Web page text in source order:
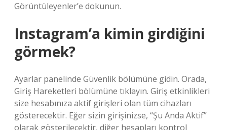
Görüntüleyenler’e dokunun.
Instagram’a kimin girdiğini
görmek?
Ayarlar panelinde Güvenlik bölümüne gidin. Orada,
Giriş Hareketleri bölümüne tıklayın. Giriş etkinlikleri
size hesabınıza aktif girişleri olan tüm cihazları
gösterecektir. Eğer sizin girişinizse, “Şu Anda Aktif”
olarak gösterilecektir, diğer hesapları kontrol